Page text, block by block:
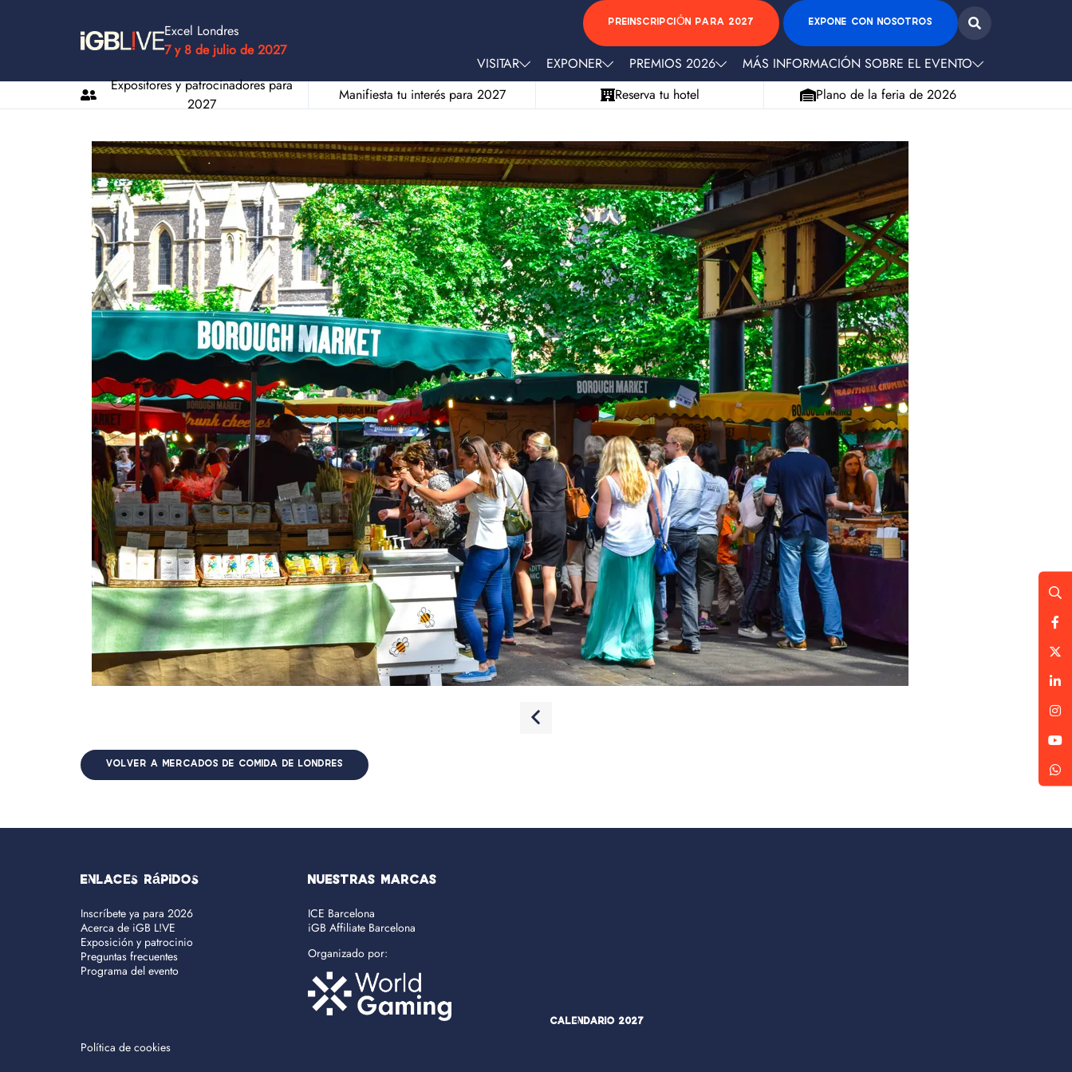
Excel Londres
7 y 8 de julio de 2027
PREINSCRIPCIÓN PARA 2027 EXPONE CON NOSOTROS
VISITAR EXPONER PREMIOS 2026
MÁS INFORMACIÓN SOBRE EL EVENTO
Expositores y patrocinadores para
2027
Manifiesta tu interés para 2027 Reserva tu hotel Plano de la feria de 2026
VOLVER A MERCADOS DE COMIDA DE LONDRES
Enlaces rápidos
Inscríbete ya para 2026
Acerca de iGB L!VE
Exposición y patrocinio
Preguntas frecuentes
Programa del evento
Política de cookies
NUESTRAS MARCAS
ICE Barcelona
iGB Affiliate Barcelona
Organizado por:
Calendario 2027